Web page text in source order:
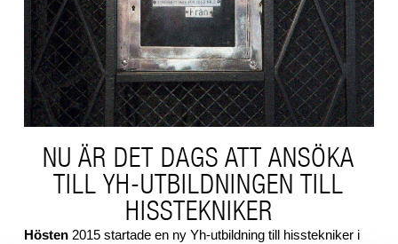
NU ÄR DET DAGS ATT ANSÖKA
TILL YH-UTBILDNINGEN TILL
HISSTEKNIKER
Hösten2015 startade en ny Yh-utbildning till hisstekniker i